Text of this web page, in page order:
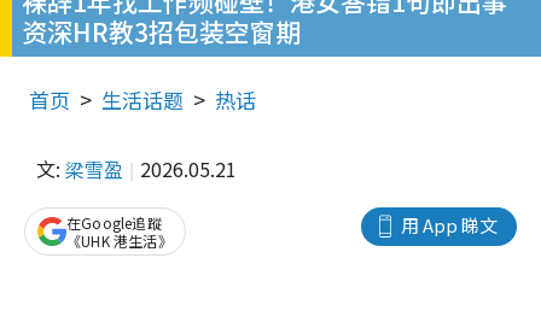
资深HR教3招包装空窗期
首页 生活话题 热话
文: 梁雪盈 2026.05.21
用 App 睇文
在Google追蹤
《UHK 港生活》